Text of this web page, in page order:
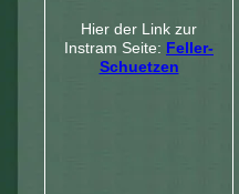
Hier der Link zur
Instram Seite: Feller-
Schuetzen